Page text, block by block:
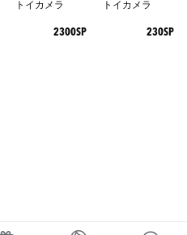
トイカメラ
2300SP
トイカメラ
230SP